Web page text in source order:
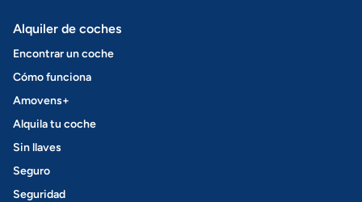
Alquiler de coches
Encontrar un coche
Cómo funciona
Amovens+
Alquila tu coche
Sin llaves
Seguro
Seguridad